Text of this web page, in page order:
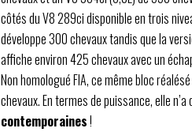
côtés du V8 289ci disponible en trois
développe 300 chevaux tandis que la
affiche environ 425 chevaux avec un
Non homologué FIA, ce même bloc
chevaux. En termes de puissance, elle n’a
contemporaines!